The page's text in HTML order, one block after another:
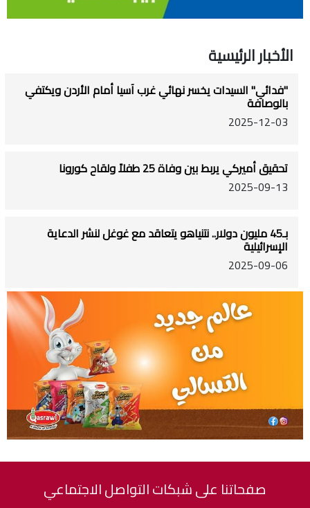
الأخبار الرئيسية
"فدائي" السيدات يخسر نهائي غرب آسيا أمام الأردن ويكتفي
بالوصافة
2025-12-03
تحقيق أميركي يربط بين وفاة 25 طفلاً ولقاح كورونا
2025-09-13
بـ45 مليون دولار.. نتنياهو يتعاقد مع غوغل لنشر الدعاية
الإسرائيلية
2025-09-06
صفحاتنا على شبكات التواصل الاجتماعي